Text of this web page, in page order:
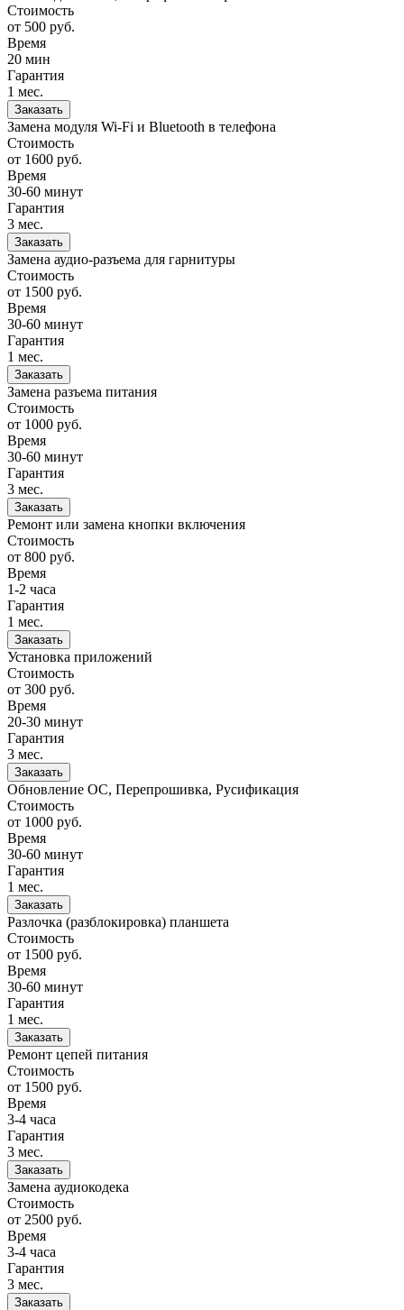
Стоимость
от 500 руб.
Время
20 мин
Гарантия
1 мес.
Заказать
Замена модуля Wi-Fi и Bluetooth в телефона
Стоимость
от 1600 руб.
Время
30-60 минут
Гарантия
3 мес.
Заказать
Замена аудио-разъема для гарнитуры
Стоимость
от 1500 руб.
Время
30-60 минут
Гарантия
1 мес.
Заказать
Замена разъема питания
Стоимость
от 1000 руб.
Время
30-60 минут
Гарантия
3 мес.
Заказать
Ремонт или замена кнопки включения
Стоимость
от 800 руб.
Время
1-2 часа
Гарантия
1 мес.
Заказать
Установка приложений
Стоимость
от 300 руб.
Время
20-30 минут
Гарантия
3 мес.
Заказать
Обновление ОС, Перепрошивка, Русификация
Стоимость
от 1000 руб.
Время
30-60 минут
Гарантия
1 мес.
Заказать
Разлочка (разблокировка) планшета
Стоимость
от 1500 руб.
Время
30-60 минут
Гарантия
1 мес.
Заказать
Ремонт цепей питания
Стоимость
от 1500 руб.
Время
3-4 часа
Гарантия
3 мес.
Заказать
Замена аудиокодека
Стоимость
от 2500 руб.
Время
3-4 часа
Гарантия
3 мес.
Заказать